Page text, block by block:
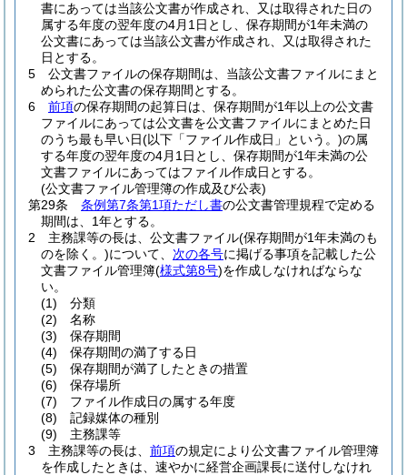
書にあっては当該公文書が作成され、又は取得された日の
属する年度の翌年度の4月1日とし、保存期間が1年未満の
公文書にあっては当該公文書が作成され、又は取得された
日とする。
5
公文書ファイルの保存期間は、当該公文書ファイルにまと
められた公文書の保存期間とする。
6
前項の保存期間の起算日は、保存期間が1年以上の公文書
ファイルにあっては公文書を公文書ファイルにまとめた日
のうち最も早い日(以下「ファイル作成日」という。)の属
する年度の翌年度の4月1日とし、保存期間が1年未満の公
文書ファイルにあってはファイル作成日とする。
(公文書ファイル管理簿の作成及び公表)
第29条
条例第7条第1項ただし書の公文書管理規程で定める
期間は、1年とする。
2
主務課等の長は、公文書ファイル(保存期間が1年未満のも
のを除く。)について、 次の各号に掲げる事項を記載した公
文書ファイル管理簿(様式第8号)を作成しなければならな
い。
(1)
分類
(2)
名称
(3)
保存期間
(4)
保存期間の満了する日
(5)
保存期間が満了したときの措置
(6)
保存場所
(7)
ファイル作成日の属する年度
(8)
記録媒体の種別
(9)
主務課等
3
主務課等の長は、 前項の規定により公文書ファイル管理簿
を作成したときは、速やかに経営企画課長に送付しなけれ